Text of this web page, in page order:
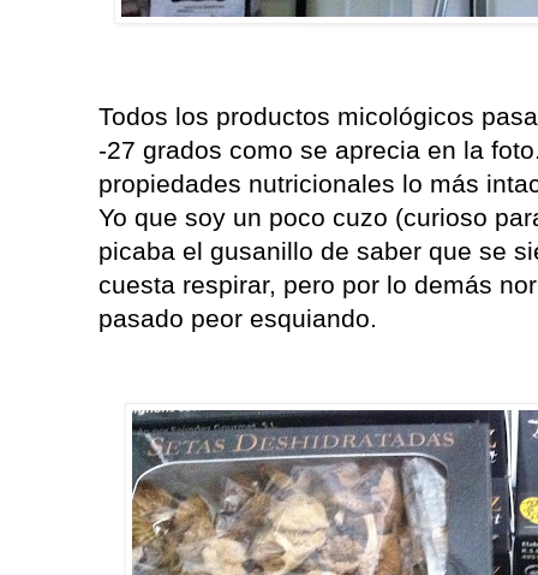
Todos los productos micológicos
-27 grados como se aprecia en la
propiedades nutricionales lo más
Yo que soy un poco cuzo (curioso
picaba el gusanillo de saber que se
cuesta respirar, pero por lo demás
pasado peor esquiando.